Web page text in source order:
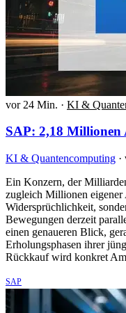
vor 24 Min. · KI &
SAP: 2,18 Millionen
KI & Quantencomputing ·
Ein Konzern, der
zugleich Millionen
Widersprüchlichkeit,
Bewegungen derzeit
einen genaueren Blick,
Erholungsphasen ihrer
Rückkauf wird konkret
SAP